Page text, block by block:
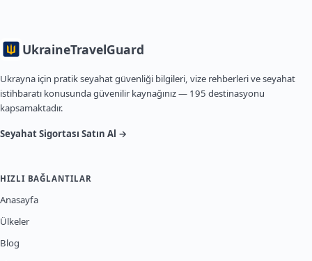
UkraineTravelGuard
Ukrayna için pratik seyahat güvenliği bilgileri, vize rehberleri ve seyahat
istihbaratı konusunda güvenilir kaynağınız — 195 destinasyonu
kapsamaktadır.
Seyahat Sigortası Satın Al →
HIZLI BAĞLANTILAR
Anasayfa
Ülkeler
Blog